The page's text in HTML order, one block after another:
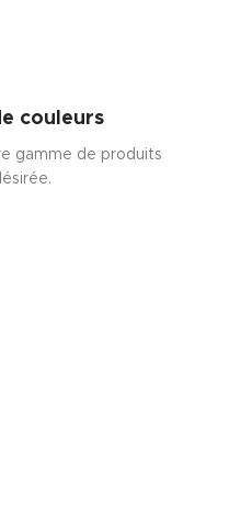
couleurs
gamme de produits